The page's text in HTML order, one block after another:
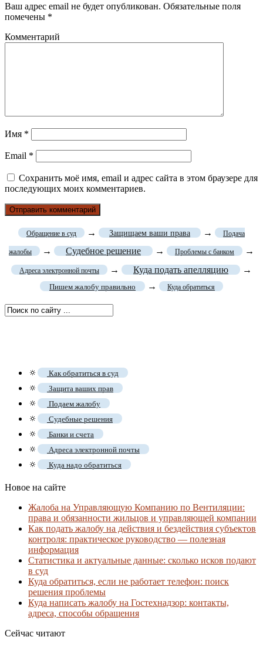
Ваш адрес email не будет опубликован. Обязательные поля
помечены *
Комментарий
Имя *
Email *
Сохранить моё имя, email и адрес сайта в этом браузере для
последующих моих комментариев.
Обращение в суд → Защищаем ваши права → Подача
жалобы → Судебное решение → Проблемы с банком →
Адреса электронной почты → Куда подать апелляцию →
Пишем жалобу правильно → Куда обратиться
🔅 Как обратиться в суд
🔅 Защита ваших прав
🔅 Подаем жалобу
🔅 Судебные решения
🔅 Банки и счета
🔅 Адреса электронной почты
🔅 Куда надо обратиться
Новое на сайте
Жалоба на Управляющую Компанию по Вентиляции:
права и обязанности жильцов и управляющей компании
Как подать жалобу на действия и бездействия субъектов
контроля: практическое руководство — полезная
информация
Статистика и актуальные данные: сколько исков подают
в суд
Куда обратиться, если не работает телефон: поиск
решения проблемы
Куда написать жалобу на Гостехнадзор: контакты,
адреса, способы обращения
Сейчас читают